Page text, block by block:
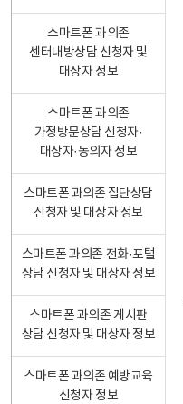
스마트폰 과의존
센터내방상담 신청자 및
대상자 정보
스마트폰 과의존
가정방문상담 신청자·
대상자·동의자 정보
스마트폰 과의존 집단상담
신청자 및 대상자 정보
스마트폰 과의존 전화·포털
상담 신청자 및 대상자 정보
스마트폰 과의존 게시판
상담 신청자 및 대상자 정보
스마트폰 과의존 예방교육
신청자 정보